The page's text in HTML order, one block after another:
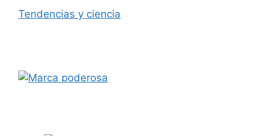
Tendencias y ciencia